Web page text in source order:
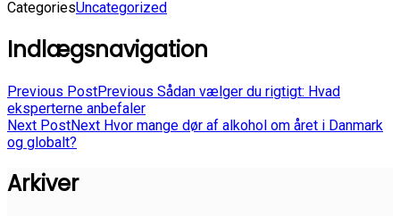
CategoriesUncategorized
Indlægsnavigation
Previous PostPrevious Sådan vælger du rigtigt: Hvad
eksperterne anbefaler
Next PostNext Hvor mange dør af alkohol om året i Danmark
og globalt?
Arkiver